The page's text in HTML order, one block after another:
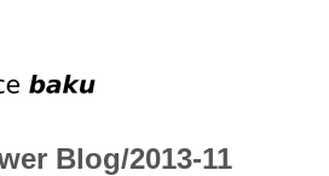
Blog/2013-11